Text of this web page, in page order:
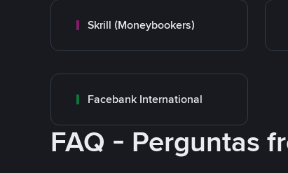
Skrill (Moneybookers)
Facebank International
FAQ - Perguntas